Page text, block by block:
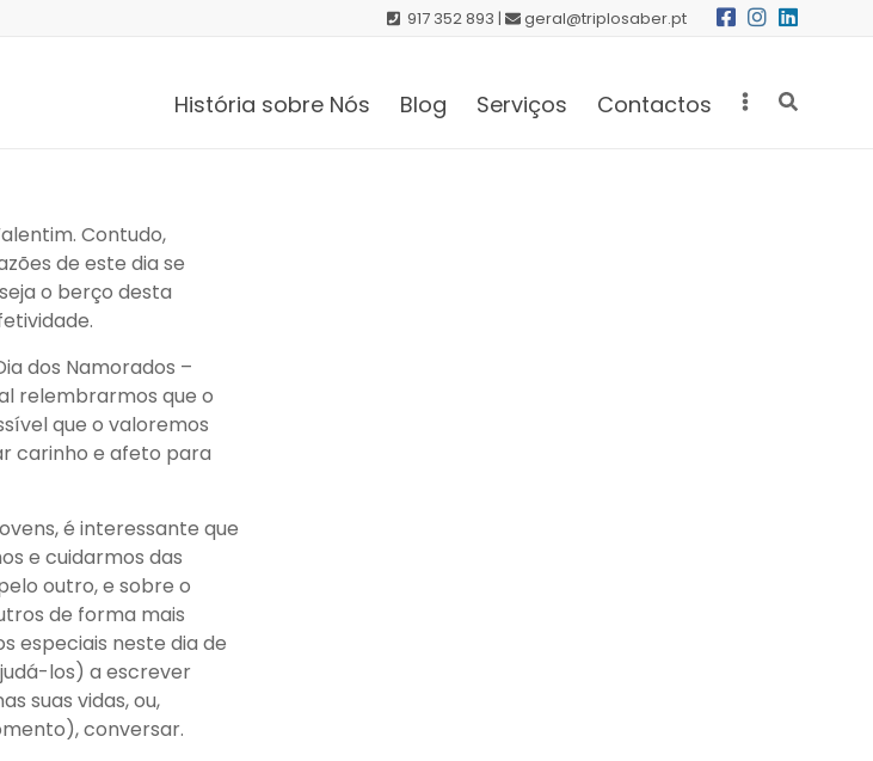
917 352 893 | geral@triplosaber.pt
História sobre Nós Blog Serviços Contactos
Contudo,
de este dia se
o berço desta
dos Namorados –
relembrarmos que o
que o valoremos
carinho e afeto para
é interessante que
e cuidarmos das
outro, e sobre o
de forma mais
especiais neste dia de
los) a escrever
suas vidas, ou,
conversar.